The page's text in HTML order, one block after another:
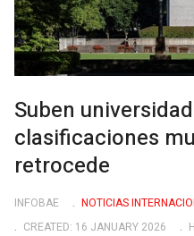
Suben
clasificaciones
retrocede
INFOBAE
NOTICIAS
CREATED: 16 JANUARY 2026